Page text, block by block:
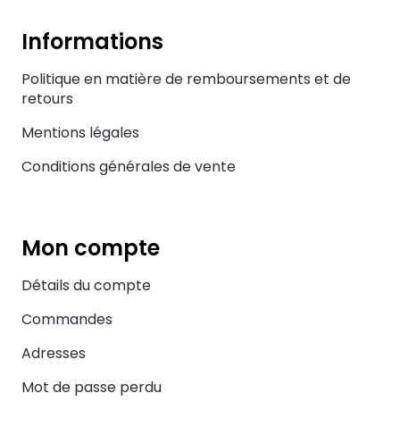
Informations
Politique en matière de remboursements et de
retours
Mentions légales
Conditions générales de vente
Mon compte
Détails du compte
Commandes
Adresses
Mot de passe perdu